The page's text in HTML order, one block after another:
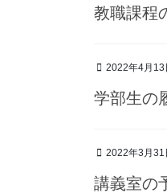
教職課程
2022年4月13
学部生の
2022年3月31
講義室の